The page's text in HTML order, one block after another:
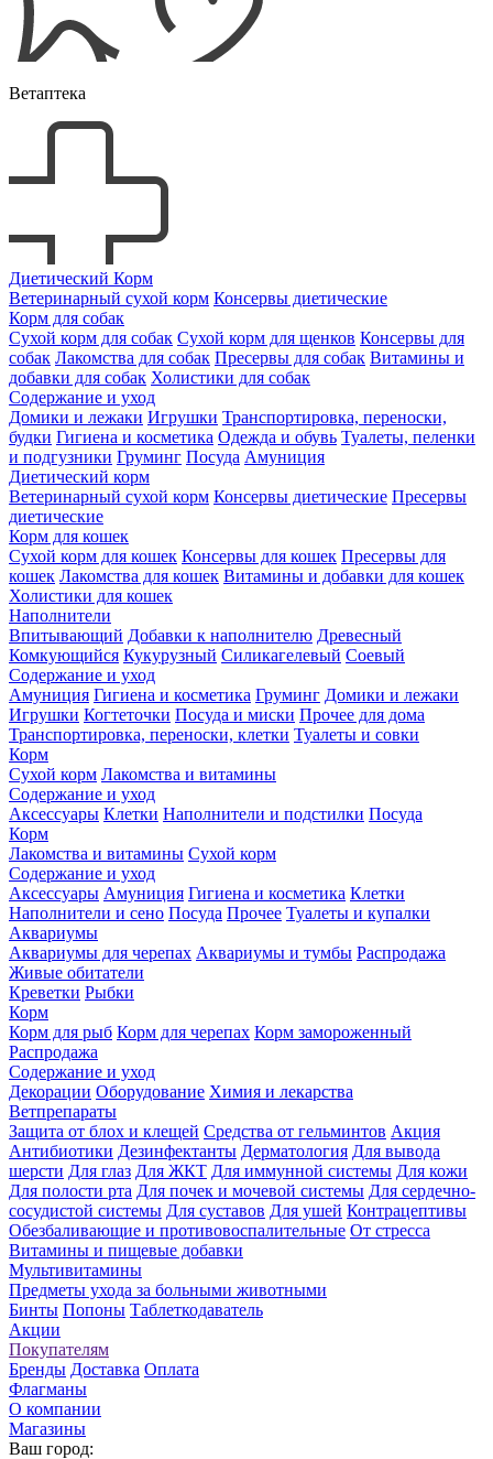
Ветаптека
Диетический Корм
Ветеринарный сухой корм Консервы диетические
Корм для собак
Сухой корм для собак Сухой корм для щенков Консервы для
собак Лакомства для собак Пресервы для собак Витамины и
добавки для собак Холистики для собак
Содержание и уход
Домики и лежаки Игрушки Транспортировка, переноски,
будки Гигиена и косметика Одежда и обувь Туалеты, пеленки
и подгузники Груминг Посуда Амуниция
Диетический корм
Ветеринарный сухой корм Консервы диетические Пресервы
диетические
Корм для кошек
Сухой корм для кошек Консервы для кошек Пресервы для
кошек Лакомства для кошек Витамины и добавки для кошек
Холистики для кошек
Наполнители
Впитывающий Добавки к наполнителю Древесный
Комкующийся Кукурузный Силикагелевый Соевый
Содержание и уход
Амуниция Гигиена и косметика Груминг Домики и лежаки
Игрушки Когтеточки Посуда и миски Прочее для дома
Транспортировка, переноски, клетки Туалеты и совки
Корм
Сухой корм Лакомства и витамины
Содержание и уход
Аксессуары Клетки Наполнители и подстилки Посуда
Корм
Лакомства и витамины Сухой корм
Содержание и уход
Аксессуары Амуниция Гигиена и косметика Клетки
Наполнители и сено Посуда Прочее Туалеты и купалки
Аквариумы
Аквариумы для черепах Аквариумы и тумбы Распродажа
Живые обитатели
Креветки Рыбки
Корм
Корм для рыб Корм для черепах Корм замороженный
Распродажа
Содержание и уход
Декорации Оборудование Химия и лекарства
Ветпрепараты
Защита от блох и клещей Средства от гельминтов Акция
Антибиотики Дезинфектанты Дерматология Для вывода
шерсти Для глаз Для ЖКТ Для иммунной системы Для кожи
Для полости рта Для почек и мочевой системы Для сердечно-
сосудистой системы Для суставов Для ушей Контрацептивы
Обезбаливающие и противовоспалительные От стресса
Витамины и пищевые добавки
Мультивитамины
Предметы ухода за больными животными
Бинты Попоны Таблеткодаватель
Акции
Покупателям
Бренды Доставка Оплата
Флагманы
О компании
Магазины
Ваш город: